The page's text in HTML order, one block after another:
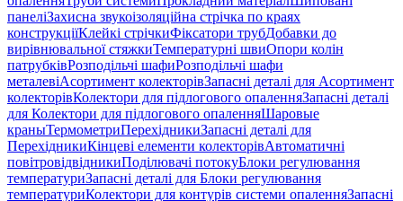
панеліЗахисна звукоізоляційна стрічка по краях
конструкціїКлейкі стрічкиФіксатори трубДобавки до
вирівнювальної стяжкиТемпературні швиОпори колін
патрубківРозподільчі шафиРозподільчі шафи
металевіАсортимент колекторівЗапасні деталі для Асортимент
колекторівКолектори для підлогового опаленняЗапасні деталі
для Колектори для підлогового опаленняШаровые
краныТермометриПерехідникиЗапасні деталі для
ПерехідникиКінцеві елементи колекторівАвтоматичні
повітровідвідникиПоділювачі потокуБлоки регулювання
температуриЗапасні деталі для Блоки регулювання
температуриКолектори для контурів системи опаленняЗапасні